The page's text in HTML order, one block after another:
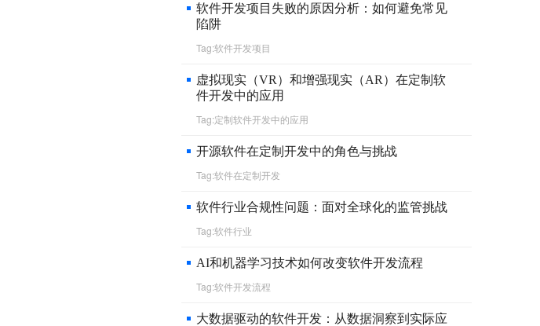
软件开发项目失败的原因分析：如何避免常见
陷阱
Tag:软件开发项目
虚拟现实（VR）和增强现实（AR）在定制软
件开发中的应用
Tag:定制软件开发中的应用
开源软件在定制开发中的角色与挑战
Tag:软件在定制开发
软件行业合规性问题：面对全球化的监管挑战
Tag:软件行业
AI和机器学习技术如何改变软件开发流程
Tag:软件开发流程
大数据驱动的软件开发：从数据洞察到实际应